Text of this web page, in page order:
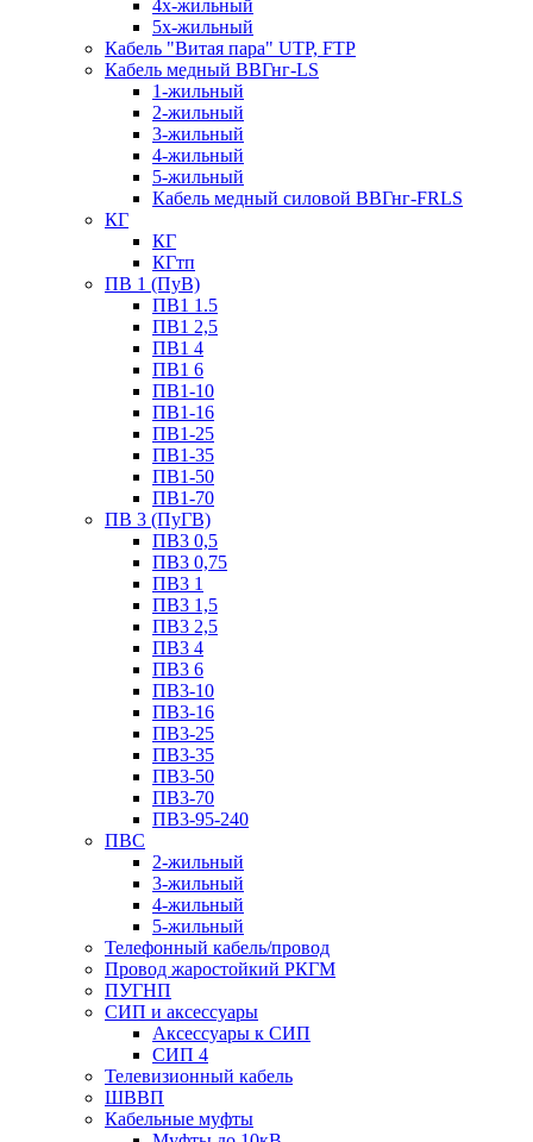
4х-жильный
5х-жильный
Кабель "Витая пара" UTP, FTP
Кабель медный ВВГнг-LS
1-жильный
2-жильный
3-жильный
4-жильный
5-жильный
Кабель медный силовой ВВГнг-FRLS
КГ
КГ
КГтп
ПВ 1 (ПуВ)
ПВ1 1.5
ПВ1 2,5
ПВ1 4
ПВ1 6
ПВ1-10
ПВ1-16
ПВ1-25
ПВ1-35
ПВ1-50
ПВ1-70
ПВ 3 (ПуГВ)
ПВ3 0,5
ПВ3 0,75
ПВ3 1
ПВ3 1,5
ПВ3 2,5
ПВ3 4
ПВ3 6
ПВ3-10
ПВ3-16
ПВ3-25
ПВ3-35
ПВ3-50
ПВ3-70
ПВ3-95-240
ПВС
2-жильный
3-жильный
4-жильный
5-жильный
Телефонный кабель/провод
Провод жаростойкий РКГМ
ПУГНП
СИП и аксессуары
Аксессуары к СИП
СИП 4
Телевизионный кабель
ШВВП
Кабельные муфты